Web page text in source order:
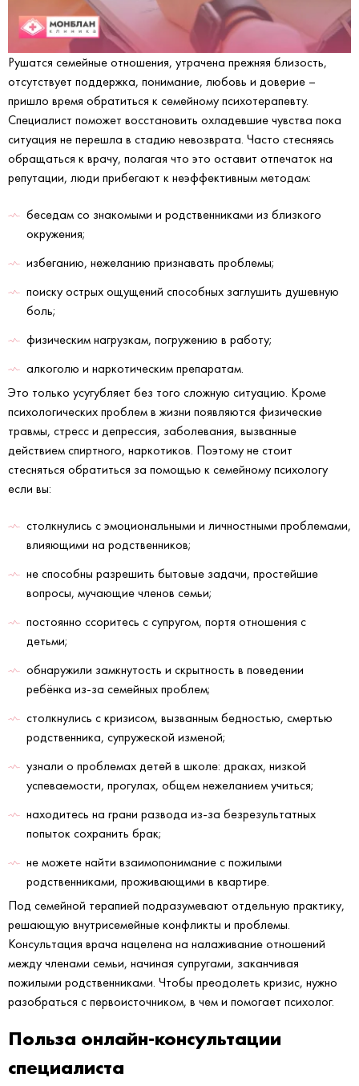
Рушатся семейные отношения, утрачена прежняя близость,
отсутствует поддержка, понимание, любовь и доверие –
пришло время обратиться к семейному психотерапевту.
Специалист поможет восстановить охладевшие чувства пока
ситуация не перешла в стадию невозврата. Часто стесняясь
обращаться к врачу, полагая что это оставит отпечаток на
репутации, люди прибегают к неэффективным методам:
беседам со знакомыми и родственниками из близкого
окружения;
избеганию, нежеланию признавать проблемы;
поиску острых ощущений способных заглушить душевную
боль;
физическим нагрузкам, погружению в работу;
алкоголю и наркотическим препаратам.
Это только усугубляет без того сложную ситуацию. Кроме
психологических проблем в жизни появляются физические
травмы, стресс и депрессия, заболевания, вызванные
действием спиртного, наркотиков. Поэтому не стоит
стесняться обратиться за помощью к семейному психологу
если вы:
столкнулись с эмоциональными и личностными проблемами,
влияющими на родственников;
не способны разрешить бытовые задачи, простейшие
вопросы, мучающие членов семьи;
постоянно ссоритесь с супругом, портя отношения с
детьми;
обнаружили замкнутость и скрытность в поведении
ребёнка из-за семейных проблем;
столкнулись с кризисом, вызванным бедностью, смертью
родственника, супружеской изменой;
узнали о проблемах детей в школе: драках, низкой
успеваемости, прогулах, общем нежеланием учиться;
находитесь на грани развода из-за безрезультатных
попыток сохранить брак;
не можете найти взаимопонимание с пожилыми
родственниками, проживающими в квартире.
Под семейной терапией подразумевают отдельную практику,
решающую внутрисемейные конфликты и проблемы.
Консультация врача нацелена на налаживание отношений
между членами семьи, начиная супругами, заканчивая
пожилыми родственниками. Чтобы преодолеть кризис, нужно
разобраться с первоисточником, в чем и помогает психолог.
Польза онлайн-консультации
специалиста